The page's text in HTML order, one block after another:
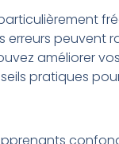
erreurs peuvent
améliorer
pratiques